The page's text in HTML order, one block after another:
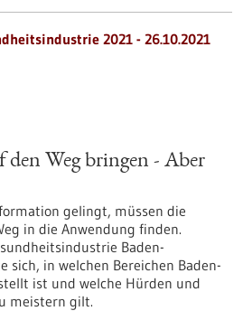
2021 - 26.10.2021
Weg bringen - Aber
gelingt, müssen die
in die Anwendung finden.
Baden-
sich, in welchen Bereichen Baden-
ist und welche Hürden und
meistern gilt.